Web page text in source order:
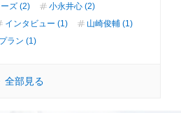
ズ (2)
小永井心 (2)
インタビュー (1)
山崎俊輔 (1)
ラン (1)
全部見る